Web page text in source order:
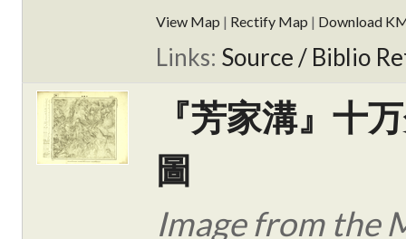
View Map | Rectify Map | Download
Links: Source / Biblio
『芳家溝』十
圖
Image from the